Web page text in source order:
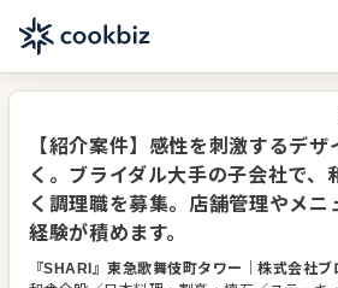
【紹介案件】感性を刺激するデ
く。ブライダル大手の子会社で、
く調理職を募集。店舗管理やメニ
経験が積めます。
『SHARI』東急歌舞伎町タワー ｜株式会社ブ